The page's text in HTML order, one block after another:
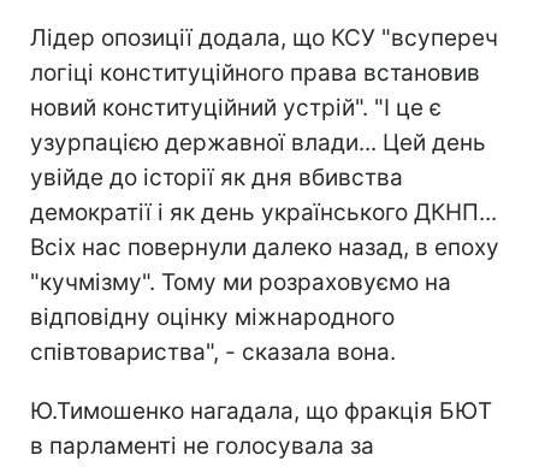
Лідер опозиції додала, що КСУ "всупереч
логіці конституційного права встановив
новий конституційний устрій". "І це є
узурпацією державної влади... Цей день
увійде до історії як дня вбивства
демократії і як день українського ДКНП...
Всіх нас повернули далеко назад, в епоху
"кучмізму". Тому ми розраховуємо на
відповідну оцінку міжнародного
співтовариства", - сказала вона.
Ю.Тимошенко нагадала, що фракція БЮТ
в парламенті не голосувала за